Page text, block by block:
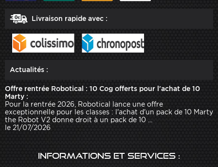
Livraison rapide avec :
Actualités :
Offre rentrée Robotical : 10 Cog offerts pour l'achat de 10
Marty :
Pour la rentrée 2026, Robotical lance une offre
exceptionnelle pour les classes : l'achat d'un pack de 10 Marty
the Robot V2 donne droit à un pack de 10 ...
le 21/07/2026
Informations et services :